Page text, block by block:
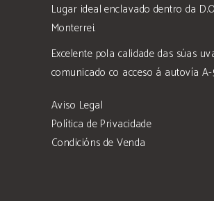
Lugar ideal enclavado dentro da
Monterrei.
Excelente pola calidade das súas
comunicado co acceso á autovía A-
Aviso Legal
Política de Privacidade
Condicións de Venda